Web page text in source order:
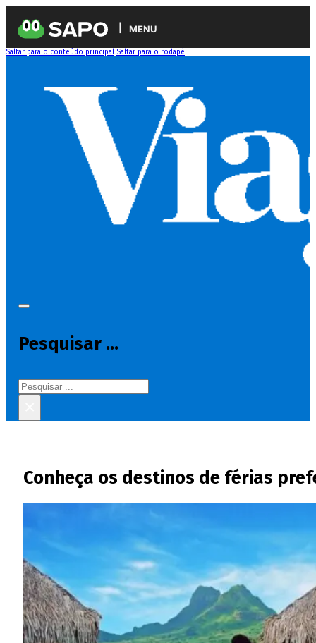
MENU
Saltar para o conteúdo principal Saltar para o rodapé
Pesquisar ...
Pesquisar
Conheça os destinos de férias